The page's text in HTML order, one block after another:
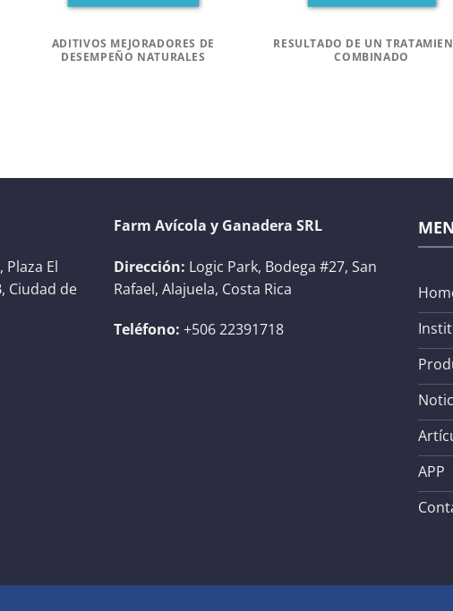
ADITIVOS MEJORADORES DE
DESEMPEÑO NATURALES
RESULTADO DE UN
COMBINADO
Plaza El
Ciudad de
Farm Avícola y Ganadera SRL
Dirección: Logic Park, Bodega #27, San
Rafael, Alajuela, Costa Rica
Teléfono: +506 22391718
APP